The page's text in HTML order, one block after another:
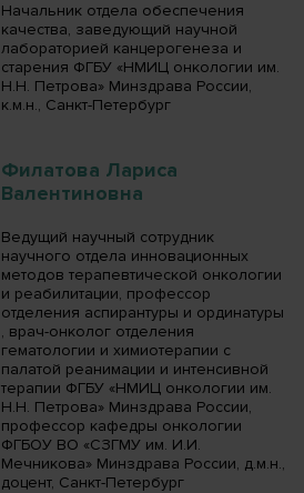
Начальник отдела обеспечения
качества, заведующий научной
лабораторией канцерогенеза и
старения ФГБУ «НМИЦ онкологии им.
Н.Н. Петрова» Минздрава России,
к.м.н., Санкт-Петербург
Филатова Лариса
Валентиновна
Ведущий научный сотрудник
научного отдела инновационных
методов терапевтической онкологии
и реабилитации, профессор
отделения аспирантуры и ординатуры
, врач-онколог отделения
гематологии и химиотерапии с
палатой реанимации и интенсивной
терапии ФГБУ «НМИЦ онкологии им.
Н.Н. Петрова» Минздрава России,
профессор кафедры онкологии
ФГБОУ ВО «СЗГМУ им. И.И.
Мечникова» Минздрава России, д.м.н.,
доцент, Санкт-Петербург